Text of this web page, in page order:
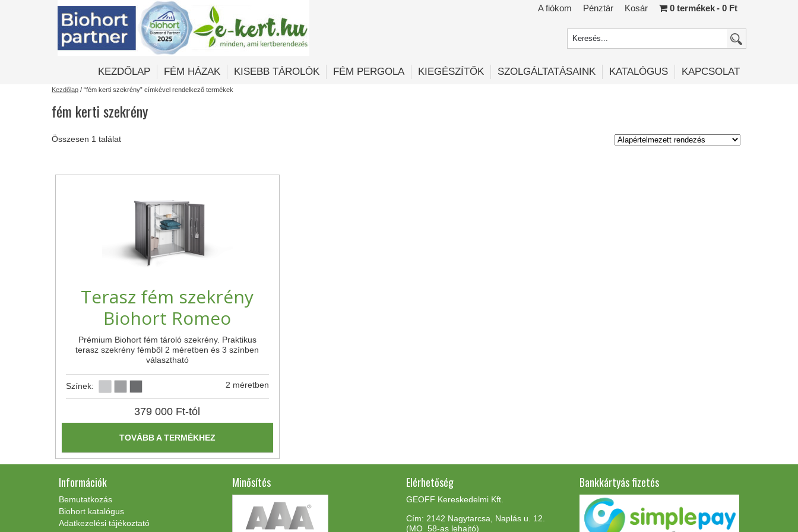
A fiókom Pénztár Kosár 0 termékek 0 Ft
KEZDŐLAP FÉM HÁZAK KISEBB TÁROLÓK FÉM PERGOLA KIEGÉSZÍTŐK SZOLGÁLTATÁSAINK KATALÓGUS KAPCSOLAT
Kezdőlap / “fém kerti szekrény” címkével rendelkező termékek
fém kerti szekrény
Összesen 1 találat
Terasz fém szekrény
Biohort Romeo
Prémium Biohort fém tároló szekrény. Praktikus
terasz szekrény fémből 2 méretben és 3 színben
választható
2 méretben
Színek:
379 000 Ft-tól
TOVÁBB A TERMÉKHEZ
Információk
Bemutatkozás
Biohort katalógus
Adatkezelési tájékoztató
Minősítés Elérhetőség
GEOFF Kereskedelmi Kft.
Cím: 2142 Nagytarcsa, Naplás u. 12.
(MO 58-as lehajtó)
Bankkártyás fizetés